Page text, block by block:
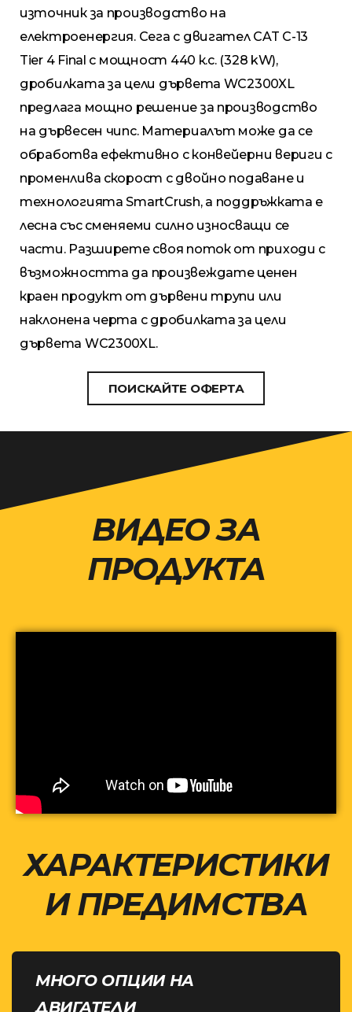
източник за производство на
електроенергия. Сега с двигател CAT C-13
Tier 4 Final с мощност 440 к.с. (328 kW),
дробилката за цели дървета WC2300XL
предлага мощно решение за производство
на дървесен чипс. Материалът може да се
обработва ефективно с конвейерни вериги с
променлива скорост с двойно подаване и
технологията SmartCrush, а поддръжката е
лесна със сменяеми силно износващи се
части. Разширете своя поток от приходи с
възможността да произвеждате ценен
краен продукт от дървени трупи или
наклонена черта с дробилката за цели
дървета WC2300XL.
ПОИСКАЙТЕ ОФЕРТА
ВИДЕО ЗА
ПРОДУКТА
ХАРАКТЕРИСТИКИ
И ПРЕДИМСТВА
МНОГО ОПЦИИ НА
ДВИГАТЕЛИ